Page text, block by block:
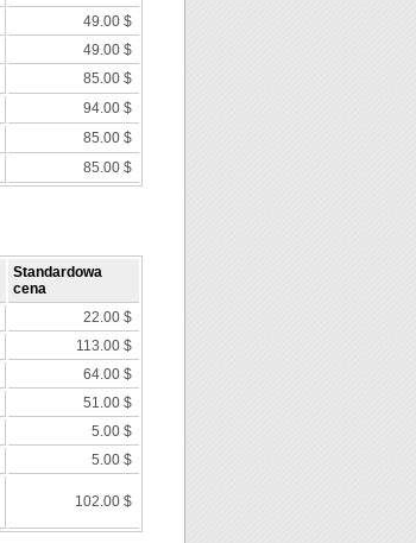
49.00 $
49.00 $
85.00 $
94.00 $
85.00 $
85.00 $
Standardowa
cena
22.00 $
113.00 $
64.00 $
51.00 $
5.00 $
5.00 $
102.00 $